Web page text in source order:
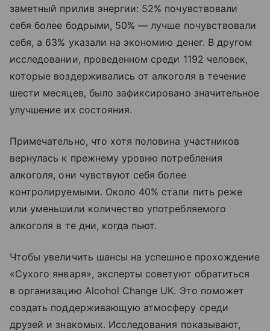
заметный прилив энергии: 52% почувствовали
себя более бодрыми, 50% — лучше почувствовали
себя, а 63% указали на экономию денег. В другом
исследовании, проведенном среди 1192 человек,
которые воздерживались от алкоголя в течение
шести месяцев, было зафиксировано значительное
улучшение их состояния.
Примечательно, что хотя половина участников
вернулась к прежнему уровню потребления
алкоголя, они чувствуют себя более
контролируемыми. Около 40% стали пить реже
или уменьшили количество употребляемого
алкоголя в те дни, когда пьют.
Чтобы увеличить шансы на успешное прохождение
«Сухого января», эксперты советуют обратиться
в организацию Alcohol Change UK. Это поможет
создать поддерживающую атмосферу среди
друзей и знакомых. Исследования показывают,